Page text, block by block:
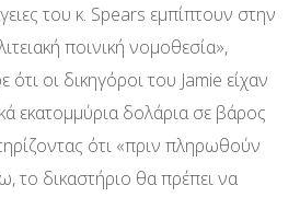
του κ. Spears εμπίπτουν στην
ποινική νομοθεσία»,
ότι οι δικηγόροι του Jamie είχαν
εκατομμύρια δολάρια σε βάρος
ότι «πριν πληρωθούν
το δικαστήριο θα πρέπει να